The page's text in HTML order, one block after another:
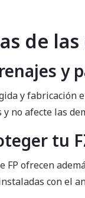
de
y
y fabricación
no afecte las
tu
FP ofrecen
con el